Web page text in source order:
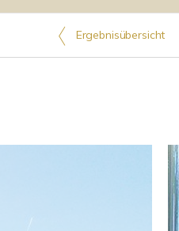
Ergebnisübersicht